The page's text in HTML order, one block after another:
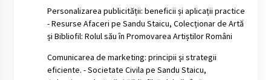
Personalizarea publicității: beneficii și aplicații practice
- Resurse Afaceri pe Sandu Staicu, Colecționar de Artă
și Bibliofil: Rolul său în Promovarea Artiștilor Români
Comunicarea de marketing: principii și strategii
eficiente. - Societate Civila pe Sandu Staicu,